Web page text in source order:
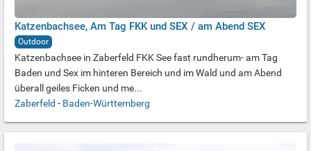
Katzenbachsee, Am Tag FKK und SEX / am Abend SEX
Outdoor
Katzenbachsee in Zaberfeld FKK See fast rundherum- am Tag
Baden und Sex im hinteren Bereich und im Wald und am Abend
überall geiles Ficken und me...
Zaberfeld - Baden-Württemberg